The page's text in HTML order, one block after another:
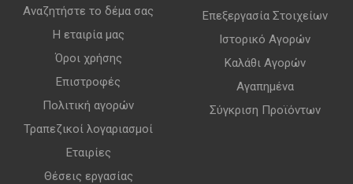
Αναζητήστε το δέμα σας
Η εταιρία μας
Όροι χρήσης
Επιστροφές
Πολιτική αγορών
Τραπεζικοί λογαριασμοί
Εταιρίες
Θέσεις εργασίας
Επεξεργασία Στοιχείων
Ιστορικό Αγορών
Καλάθι Αγορών
Αγαπημένα
Σύγκριση Προϊόντων